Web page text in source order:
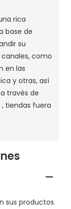
rica
base de
su
como
en las
y otras, así
través de
tiendas fuera
sus productos.